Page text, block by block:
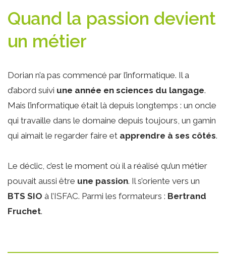
Quand la passion devient
un métier
Dorian n’a pas commencé par l’informatique. Il a
d’abord suivi une année en sciences du langage.
Mais l’informatique était là depuis longtemps : un oncle
qui travaille dans le domaine depuis toujours, un gamin
qui aimait le regarder faire et apprendre à ses côtés.
Le déclic, c’est le moment où il a réalisé qu’un métier
pouvait aussi être une passion. Il s’oriente vers un
BTS SIO à l’ISFAC. Parmi les formateurs : Bertrand
Fruchet.